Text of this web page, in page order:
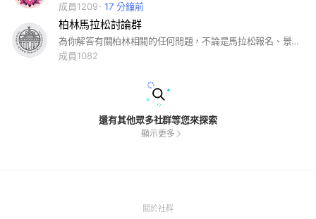
成員1209
17 分鐘前
柏林馬拉松討論群
為你解答有關柏林相關的任何問題，不論是馬拉松報名、景點規劃、美食以及隱藏在巷弄裡的酒吧⋯(入群問題必填） #柏林 #柏林馬拉松 #跑旅 #馬拉松 #跑步
成員1082
還有其他眾多社群等您來探索
顯示更多
關於社群(Open